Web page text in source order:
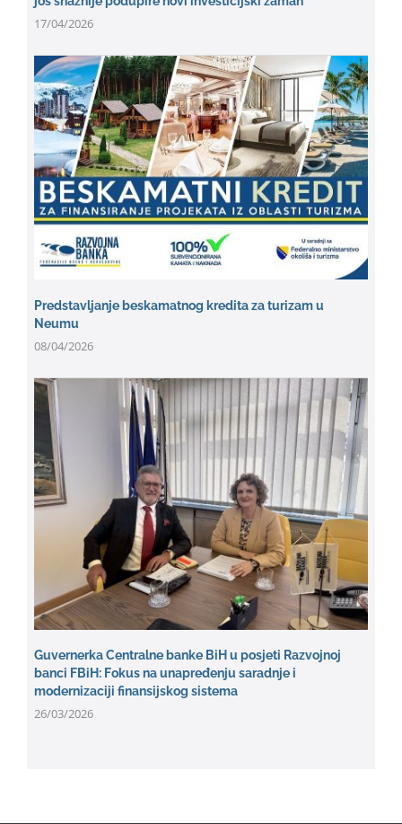
17/04/2026
Predstavljanje beskamatnog kredita za turizam u
Neumu
08/04/2026
Guvernerka Centralne banke BiH u posjeti Razvojnoj
banci FBiH: Fokus na unapređenju saradnje i
modernizaciji finansijskog sistema
26/03/2026